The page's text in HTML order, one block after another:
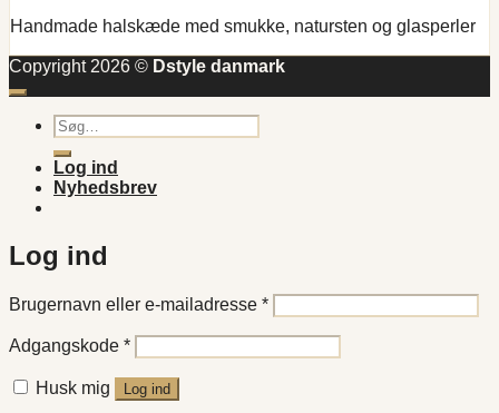
pris
kr. 69,00.
pris
kr. 39,00.
Handmade halskæde med smukke, natursten og glasperler
Copyright 2026 © Dstyle danmark
Søg
efter:
Log ind
Nyhedsbrev
Log ind
Brugernavn eller e-mailadresse *Påkrævet
Adgangskode *Påkrævet
Husk mig Log ind